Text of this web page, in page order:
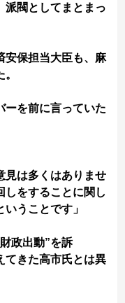
派閥としてまとまっ
安保担当大臣も、麻
ーを前に言っていた
見は多くはありませ
しをすることに関し
うことです」
政出動”を訴
てきた高市氏とは異